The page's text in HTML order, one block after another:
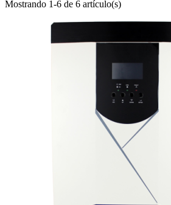
Mostrando 1-6 de 6 artículo(s)